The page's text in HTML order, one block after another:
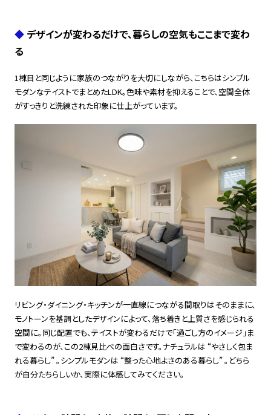
◆ デザインが変わるだけで、暮らしの空気もここまで変わ
る
1棟目と同じように家族のつながりを大切にしながら、こちらはシンプル
モダンなテイストでまとめたLDK。色味や素材を抑えることで、空間全体
がすっきりと洗練された印象に仕上がっています。
リビング・ダイニング・キッチンが一直線につながる間取りはそのままに、
モノトーンを基調としたデザインによって、落ち着きと上質さを感じられる
空間に。同じ配置でも、テイストが変わるだけで「過ごし方のイメージ」ま
で変わるのが、この2棟見比べの面白さです。ナチュラルは “やさしく包ま
れる暮らし” 。シンプルモダンは “整った心地よさのある暮らし” 。どちら
が自分たちらしいか、実際に体感してみてください。